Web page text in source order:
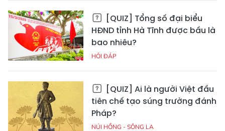
[QUIZ] Tổng số đại biểu
HĐND tỉnh Hà Tĩnh được bầu là
bao nhiêu?
HỎI ĐÁP
[QUIZ] Ai là người Việt đầu
tiên chế tạo súng trường đánh
Pháp?
NÚI HỒNG - SÔNG LA